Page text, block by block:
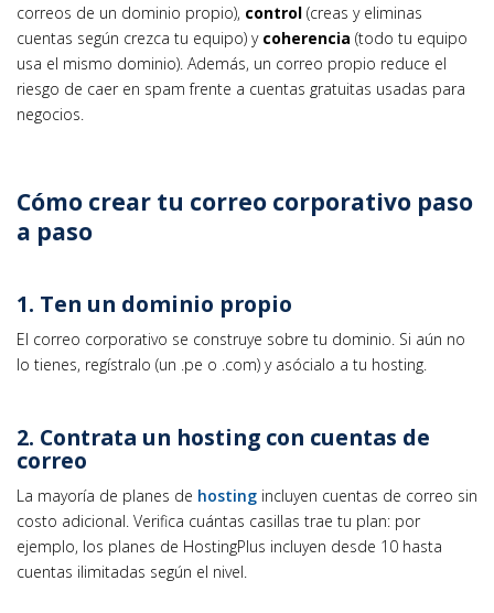
correos de un dominio propio), control (creas y eliminas
cuentas según crezca tu equipo) y coherencia (todo tu equipo
usa el mismo dominio). Además, un correo propio reduce el
riesgo de caer en spam frente a cuentas gratuitas usadas para
negocios.
Cómo crear tu correo corporativo paso
a paso
1. Ten un dominio propio
El correo corporativo se construye sobre tu dominio. Si aún no
lo tienes, regístralo (un .pe o .com) y asócialo a tu hosting.
2. Contrata un hosting con cuentas de
correo
La mayoría de planes de hosting incluyen cuentas de correo sin
costo adicional. Verifica cuántas casillas trae tu plan: por
ejemplo, los planes de HostingPlus incluyen desde 10 hasta
cuentas ilimitadas según el nivel.